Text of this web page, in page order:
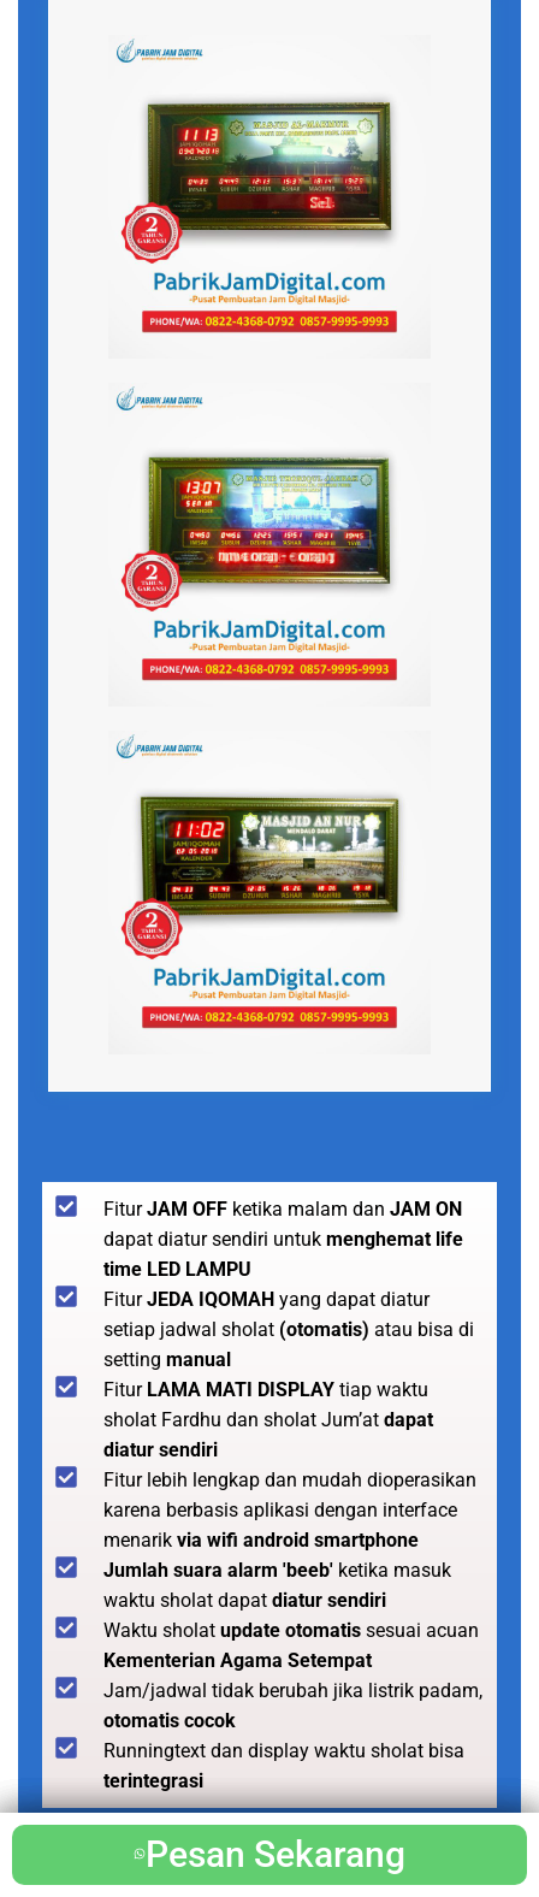
Pesan Sekarang
FiturJAM OFF ketika malam dan JAM ON
dapat diatur sendiri untuk menghemat life
time LED LAMPU
FiturJEDA IQOMAH yang dapat diatur
setiap jadwal sholat (otomatis) atau bisa di
setting manual
Fitur LAMA MATI DISPLAY tiap waktu
sholat Fardhu dan sholat Jum’at dapat
diatur sendiri
Fitur lebih lengkap dan mudah dioperasikan
karena berbasis aplikasi dengan interface
menarik via wifi android smartphone
Jumlah suara alarm 'beeb' ketika masuk
waktu sholat dapat diatur sendiri
Waktu sholat update otomatis sesuai acuan
Kementerian Agama Setempat
Jam/jadwal tidak berubah jika listrik padam,
otomatis cocok
Runningtext dan display waktu sholat bisa
terintegrasi
Pesan Sekarang
Pesan Sekarang
Pesan Sekarang